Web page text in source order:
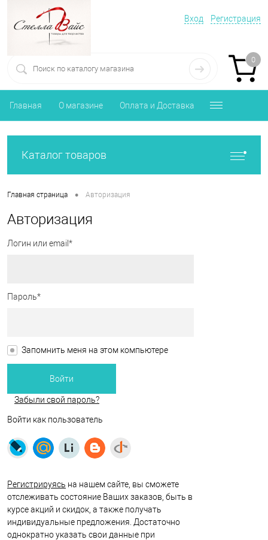
Вход Регистрация
0
Главная О магазине Оплата и Доставка
Каталог товаров
Главная страница • Авторизация
Авторизация
Логин или email*
Пароль*
Запомнить меня на этом компьютере
Забыли свой пароль?
Войти как пользователь
Регистрируясь на нашем сайте, вы сможете
отслеживать состояние Ваших заказов, быть в
курсе акций и скидок, а также получать
индивидуальные предложения. Достаточно
однократно указать свои данные при